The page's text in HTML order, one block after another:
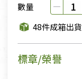
數量
48件成箱出貨
標章/榮譽